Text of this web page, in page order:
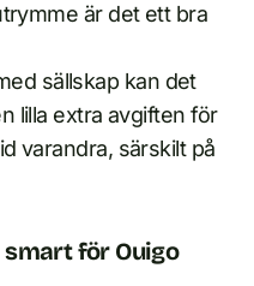
är det ett bra
sällskap kan det
lilla extra avgiften för
varandra, särskilt på
smart för Ouigo